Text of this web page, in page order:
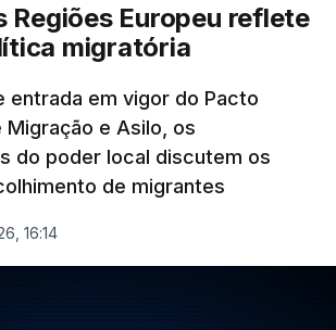
Regiões Europeu reflete
migratória
entrada em vigor do Pacto
Migração e Asilo, os
do poder local discutem os
de migrantes
16:14